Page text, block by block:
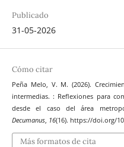
Publicado
31-05-2026
Cómo citar
Peña Melo, V. M. (2026).
intermedias. : Reflexiones para
desde el caso del área
Decumanus, 16(16). https://doi.org/
Más formatos de cita